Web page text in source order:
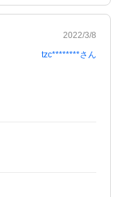
2022/3/8
tzc********さん